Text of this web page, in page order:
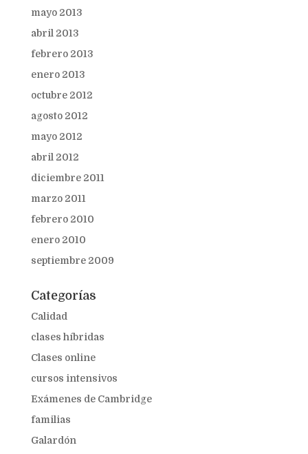
mayo 2013
abril 2013
febrero 2013
enero 2013
octubre 2012
agosto 2012
mayo 2012
abril 2012
diciembre 2011
marzo 2011
febrero 2010
enero 2010
septiembre 2009
Categorías
Calidad
clases híbridas
Clases online
cursos intensivos
Exámenes de Cambridge
familias
Galardón